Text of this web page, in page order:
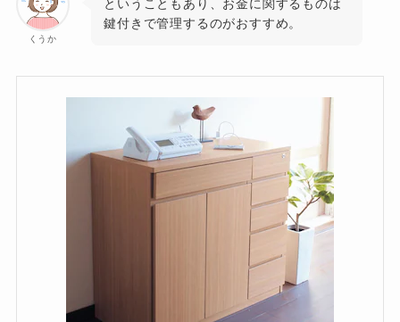
くうか
ということもあり、お金に関するものは
鍵付きで管理するのがおすすめ。